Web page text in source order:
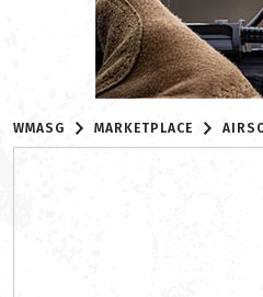
WMASG MARKETPLACE